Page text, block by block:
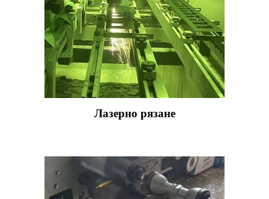
Лазерно рязане